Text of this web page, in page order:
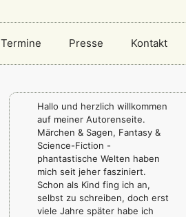
Termine Presse Kontakt
Hallo und herzlich willkommen
auf meiner Autorenseite.
Märchen & Sagen, Fantasy &
Science-Fiction -
phantastische Welten haben
mich seit jeher fasziniert.
Schon als Kind fing ich an,
selbst zu schreiben, doch erst
viele Jahre später habe ich